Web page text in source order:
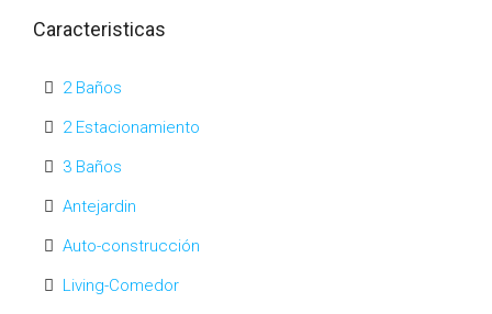
Caracteristicas
2 Baños
2 Estacionamiento
3 Baños
Antejardin
Auto-construcción
Living-Comedor